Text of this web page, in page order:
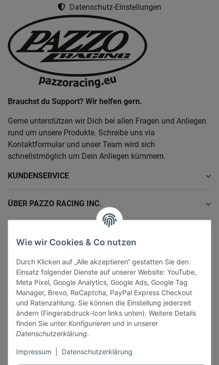
Wie wir Cookies & Co nutzen
Durch Klicken auf „Alle akzeptieren“ gestatten Sie den
Einsatz folgender Dienste auf unserer Website: YouTube,
Meta Pixel, Google Analytics, Google Ads, Google Tag
Manager, Brevo, ReCaptcha, PayPal Express Checkout
und Ratenzahlung. Sie können die Einstellung jederzeit
ändern (Fingerabdruck-Icon links unten). Weitere Details
finden Sie unter Konfigurieren und in unserer
Datenschutzerklärung.
Impressum Datenschutzerklärung
Datenschutz-Einstellungen
Brauchst du Support? Wir helfen gern.
Gerne unterstützen wir Dich bei allen Fragen und Anliegen
rund um unsere Produkte. Schreibe uns via
Kontaktformular und unser Team wird sich
schnellstmöglich um Dein Anliegen kümmern.
KUNDENSERVICE
ÜBER PAZZO RACING INC.
GESETZLICHE INFORMATIONEN
Vertrag widerrufen
Sicher bezahlen via: